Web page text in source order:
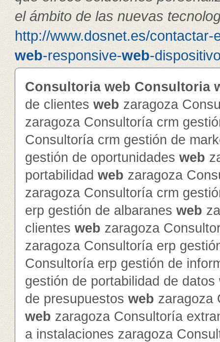
el ámbito de las nuevas
http://www.dosnet.es/
web-responsive-web-
Consultoria web Consultoria
de clientes web zaragoza
zaragoza Consultoría crm
Consultoría crm gestión de
gestión de oportunidades web
portabilidad web zaragoza
zaragoza Consultoría crm
erp gestión de albaranes web
clientes web zaragoza
zaragoza Consultoría erp
Consultoría erp gestión de
gestión de portabilidad de datos
de presupuestos web zaragoza
web zaragoza Consultoría
a instalaciones zaragoza